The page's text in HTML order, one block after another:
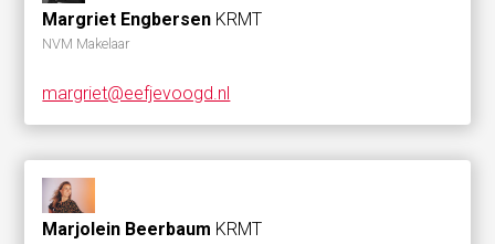
Margriet Engbersen KRMT
NVM Makelaar
margriet@eefjevoogd.nl
Marjolein Beerbaum KRMT